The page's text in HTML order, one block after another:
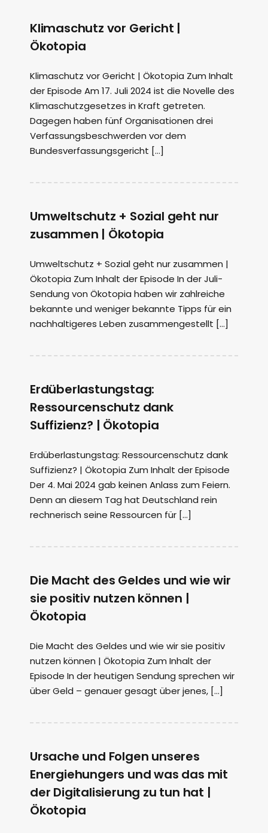
Klimaschutz vor Gericht |
Ökotopia
Klimaschutz vor Gericht | Ökotopia Zum Inhalt
der Episode Am 17. Juli 2024 ist die Novelle des
Klimaschutzgesetzes in Kraft getreten.
Dagegen haben fünf Organisationen drei
Verfassungsbeschwerden vor dem
Bundesverfassungsgericht […]
Umweltschutz + Sozial geht nur
zusammen | Ökotopia
Umweltschutz + Sozial geht nur zusammen |
Ökotopia Zum Inhalt der Episode In der Juli-
Sendung von Ökotopia haben wir zahlreiche
bekannte und weniger bekannte Tipps für ein
nachhaltigeres Leben zusammengestellt […]
Erdüberlastungstag:
Ressourcenschutz dank
Suffizienz? | Ökotopia
Erdüberlastungstag: Ressourcenschutz dank
Suffizienz? | Ökotopia Zum Inhalt der Episode
Der 4. Mai 2024 gab keinen Anlass zum Feiern.
Denn an diesem Tag hat Deutschland rein
rechnerisch seine Ressourcen für […]
Die Macht des Geldes und wie wir
sie positiv nutzen können |
Ökotopia
Die Macht des Geldes und wie wir sie positiv
nutzen können | Ökotopia Zum Inhalt der
Episode In der heutigen Sendung sprechen wir
über Geld – genauer gesagt über jenes, […]
Ursache und Folgen unseres
Energiehungers und was das mit
der Digitalisierung zu tun hat |
Ökotopia